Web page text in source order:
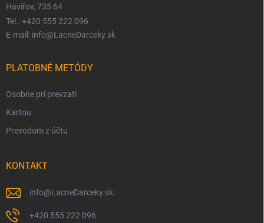
Havířov, 735 64
Tel.: +420 555 222 096
E-mail: info@LacneDarceky.sk
PLATOBNÉ METÓDY
Osobne pri prevzatí
Kartou
Prevodom z účtu
KONTAKT
info@LacneDarceky.sk
+420 555 222 096